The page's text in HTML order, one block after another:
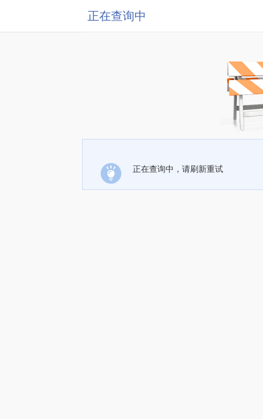
正在查询中
正在查询中，请刷新重试